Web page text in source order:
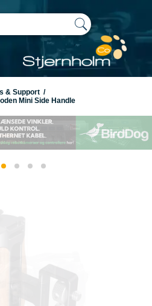
& Support /
Mini Side Handle